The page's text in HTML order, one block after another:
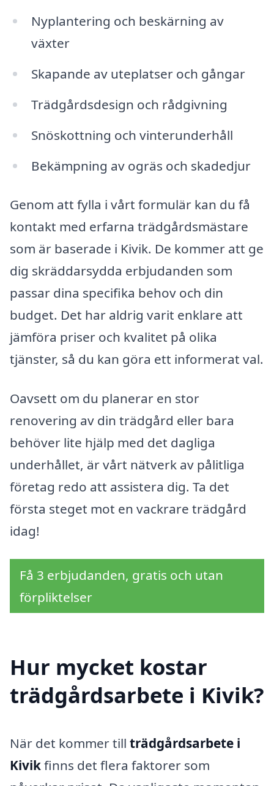
Nyplantering och beskärning av
växter
Skapande av uteplatser och gångar
Trädgårdsdesign och rådgivning
Snöskottning och vinterunderhåll
Bekämpning av ogräs och skadedjur
Genom att fylla i vårt formulär kan du få
kontakt med erfarna trädgårdsmästare
som är baserade i Kivik. De kommer att ge
dig skräddarsydda erbjudanden som
passar dina specifika behov och din
budget. Det har aldrig varit enklare att
jämföra priser och kvalitet på olika
tjänster, så du kan göra ett informerat val.
Oavsett om du planerar en stor
renovering av din trädgård eller bara
behöver lite hjälp med det dagliga
underhållet, är vårt nätverk av pålitliga
företag redo att assistera dig. Ta det
första steget mot en vackrare trädgård
idag!
Få 3 erbjudanden, gratis och utan
förpliktelser
Hur mycket kostar
trädgårdsarbete i Kivik?
När det kommer till trädgårdsarbete i
Kivikfinns det flera faktorer som